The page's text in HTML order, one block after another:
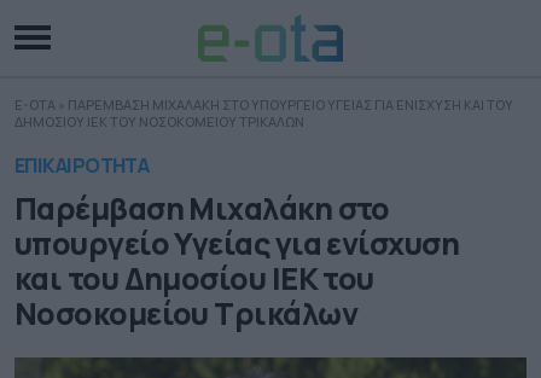
E-OTA » ΠΑΡΕΜΒΑΣΗ ΜΙΧΑΛΑΚΗ ΣΤΟ ΥΠΟΥΡΓΕΙΟ ΥΓΕΙΑΣ ΓΙΑ ΕΝΙΣΧΥΣΗ ΚΑΙ ΤΟΥ
ΔΗΜΟΣΙΟΥ ΙΕΚ ΤΟΥ ΝΟΣΟΚΟΜΕΙΟΥ ΤΡΙΚΑΛΩΝ
ΕΠΙΚΑΙΡΟΤΗΤΑ
Παρέμβαση Μιχαλάκη στο
υπουργείο Υγείας για ενίσχυση
και του Δημοσίου ΙΕΚ του
Νοσοκομείου Τρικάλων